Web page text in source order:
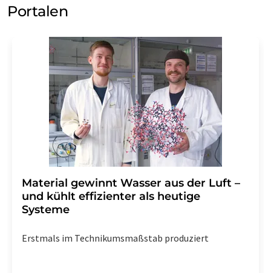
Portalen
Material gewinnt Wasser aus der Luft –
und kühlt effizienter als heutige
Systeme
Erstmals im Technikumsmaßstab produziert